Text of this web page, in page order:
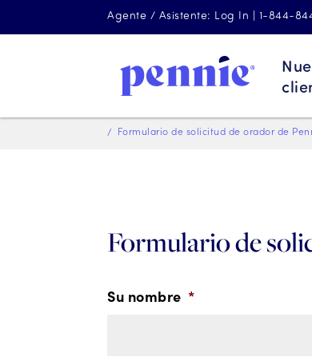
Agente / Asistente: Log In | 1-844-
Formulario de solicitud de orador de
Formulario de
Su nombre *